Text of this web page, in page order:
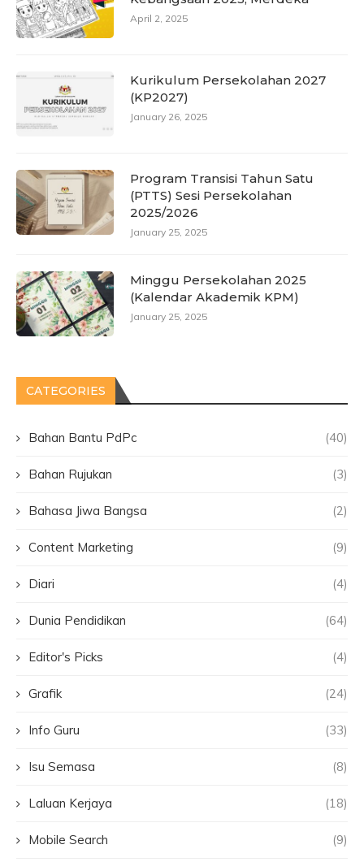
April 2, 2025
Kurikulum Persekolahan 2027
(KP2027)
January 26, 2025
Program Transisi Tahun Satu
(PTTS) Sesi Persekolahan
2025/2026
January 25, 2025
Minggu Persekolahan 2025
(Kalendar Akademik KPM)
January 25, 2025
CATEGORIES
Bahan Bantu PdPc (40)
Bahan Rujukan (3)
Bahasa Jiwa Bangsa (2)
Content Marketing (9)
Diari (4)
Dunia Pendidikan (64)
Editor's Picks (4)
Grafik (24)
Info Guru (33)
Isu Semasa (8)
Laluan Kerjaya (18)
Mobile Search (9)